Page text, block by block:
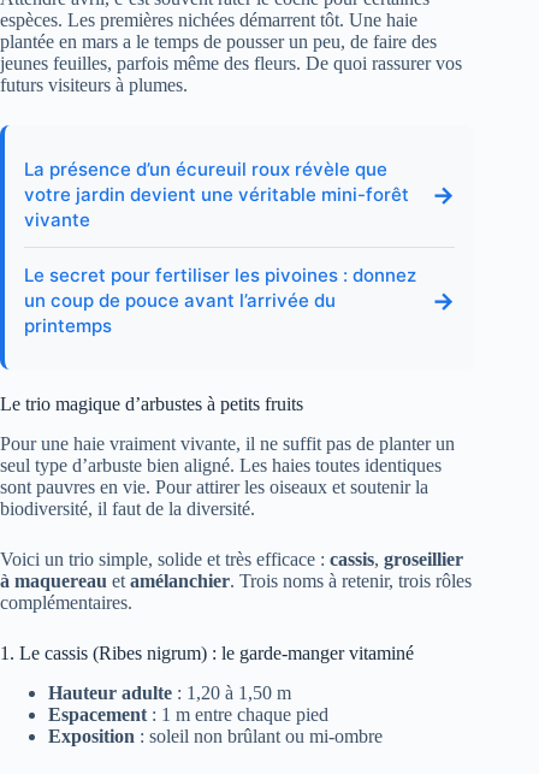
espèces. Les premières nichées démarrent tôt. Une haie
plantée en mars a le temps de pousser un peu, de faire des
jeunes feuilles, parfois même des fleurs. De quoi rassurer vos
futurs visiteurs à plumes.
La présence d’un écureuil roux révèle que
votre jardin devient une véritable mini-forêt
vivante
→
Le secret pour fertiliser les pivoines : donnez
un coup de pouce avant l’arrivée du
printemps
→
Le trio magique d’arbustes à petits fruits
Pour une haie vraiment vivante, il ne suffit pas de planter un
seul type d’arbuste bien aligné. Les haies toutes identiques
sont pauvres en vie. Pour attirer les oiseaux et soutenir la
biodiversité, il faut de la diversité.
Voici un trio simple, solide et très efficace : cassis, groseillier
à maquereau et amélanchier. Trois noms à retenir, trois rôles
complémentaires.
1. Le cassis (Ribes nigrum) : le garde-manger vitaminé
Hauteur adulte : 1,20 à 1,50 m
Espacement : 1 m entre chaque pied
Exposition : soleil non brûlant ou mi-ombre